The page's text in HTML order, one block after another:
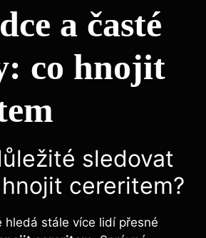
a časté
co hnojit
sledovat
cereritem?
hledá stále více lidí přesné